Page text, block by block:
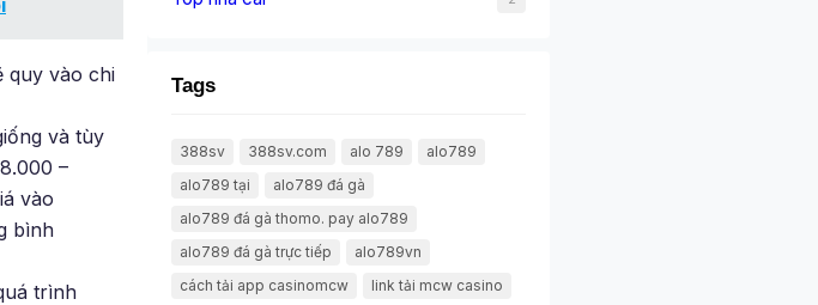
quy vào chi
và tùy
–
vào
bình
trình
Tags
388sv 388sv.com alo 789
alo789
alo789 tại
alo789 đá gà
alo789 đá gà thomo. pay alo789
alo789 đá gà trực tiếp
alo789vn
cách tải app casinomcw
link tải mcw casino